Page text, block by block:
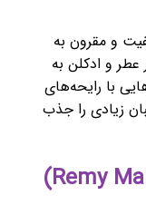
و مقرون به
عطر و ادکلن به
با رایحه‌های
زیادی را جذب
نت‌های عطر و ادکلن (Remy Marquis)